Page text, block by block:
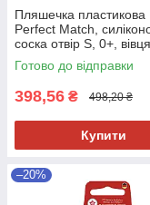
Пляшечка пластикова
Perfect Match,
соска отвір S, 0+,
мл
Готово до відправки
398,56 ₴ 498,20 ₴
Купити
–20%